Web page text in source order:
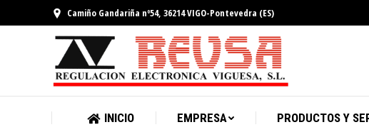
Camiño Gandariña nº54, 36214 VIGO-Pontevedra (ES)
INICIO EMPRESA PRODUCTOS Y
INICIO EMPRESA